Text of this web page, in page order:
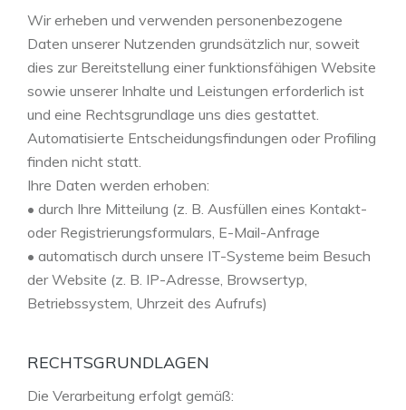
Wir erheben und verwenden personenbezogene
Daten unserer Nutzenden grundsätzlich nur, soweit
dies zur Bereitstellung einer funktionsfähigen Website
sowie unserer Inhalte und Leistungen erforderlich ist
und eine Rechtsgrundlage uns dies gestattet.
Automatisierte Entscheidungsfindungen oder Profiling
finden nicht statt.
Ihre Daten werden erhoben:
• durch Ihre Mitteilung (z. B. Ausfüllen eines Kontakt-
oder Registrierungsformulars, E-Mail-Anfrage
• automatisch durch unsere IT-Systeme beim Besuch
der Website (z. B. IP-Adresse, Browsertyp,
Betriebssystem, Uhrzeit des Aufrufs)
RECHTSGRUNDLAGEN
Die Verarbeitung erfolgt gemäß: